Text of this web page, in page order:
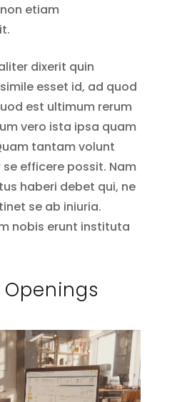
etiam
dixerit quin
esset id, ad quod
est ultimum rerum
vero ista ipsa quam
tantam volunt
efficere possit. Nam
haberi debet qui, ne
se ab iniuria.
nobis erunt instituta